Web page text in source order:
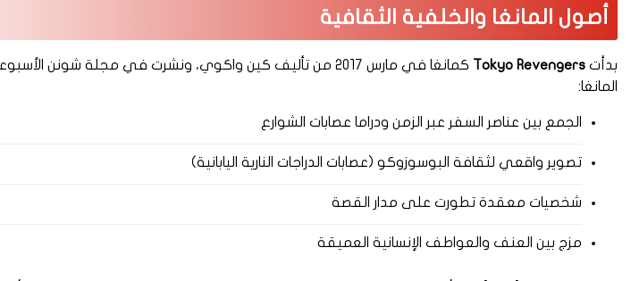
أصول المانغا والخلفية الثقافية
بدأت Tokyo Revengers
كمانغا في مارس 2017 من تأليف كين واكوي، ونشرت في مجلة شونن
المانغا:
الجمع بين عناصر السفر عبر الزمن ودراما عصابات الشوارع
تصوير واقعي لثقافة البوسوزوكو (عصابات الدراجات النارية اليابانية)
شخصيات معقدة تطورت على مدار القصة
مزج بين العنف والعواطف الإنسانية العميقة